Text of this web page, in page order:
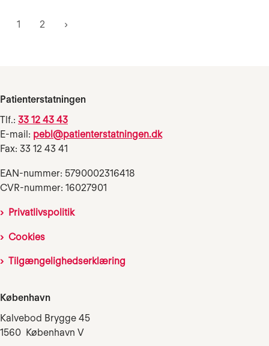
1 2
Patienterstatningen
Tlf.: 33 12 43 43
E-mail: pebl@patienterstatningen.dk
Fax: 33 12 43 41
EAN-nummer: 5790002316418
CVR-nummer: 16027901
Privatlivspolitik
Cookies
Tilgængelighedserklæring
København
Kalvebod Brygge 45
1560 København V